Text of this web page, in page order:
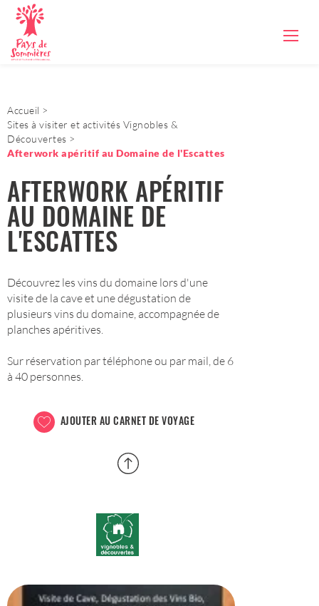
Accueil
Sites à visiter et activités Vignobles &
Découvertes
Afterwork apéritif au Domaine de l'Escattes
AFTERWORK APÉRITIF
AU DOMAINE DE
L'ESCATTES
Découvrez les vins du domaine lors d'une
visite de la cave et une dégustation de
plusieurs vins du domaine, accompagnée de
planches apéritives.
Sur réservation par téléphone ou par mail, de 6
à 40 personnes.
AJOUTER AU CARNET DE VOYAGE